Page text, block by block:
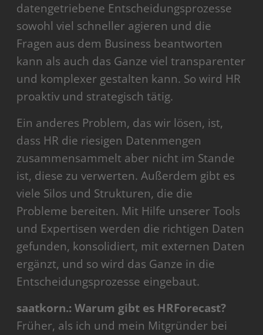
datengetriebene Entscheidungsprozesse
sowohl viel schneller agieren und die
Fragen aus dem Business beantworten
kann als auch das Ganze viel transparenter
und komplexer gestalten kann. So wird HR
proaktiv und strategisch tätig.
Ein anderes Problem, das wir lösen, ist,
dass HR die riesigen Datenmengen
zusammensammelt aber nicht im Stande
ist, diese zu verwerten. Außerdem gibt es
viele Silos und Strukturen, die die
Probleme bereiten. Mit Hilfe unserer Tools
und Expertisen werden die richtigen Daten
gefunden, konsolidiert, mit externen Daten
ergänzt, und so wird das Ganze in die
Entscheidungsprozesse eingebaut.
saatkorn.: Warum gibt es HRForecast?
Früher, als ich und mein Mitgründer bei